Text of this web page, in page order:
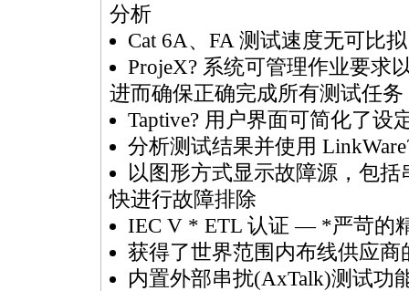
分析
Cat 6A、FA 测试速度无可比
ProjeX? 系统可管理作业要求
进而确保正确完成所有测试任务
Taptive? 用户界面可简化了
分析测试结果并使用
以图形方式显示故障源，包
快进行故障排除
IEC V * ETL 认证 — *严苛的
获得了世界范围内布线供应商
内置外部串扰(AxTalk)测试功